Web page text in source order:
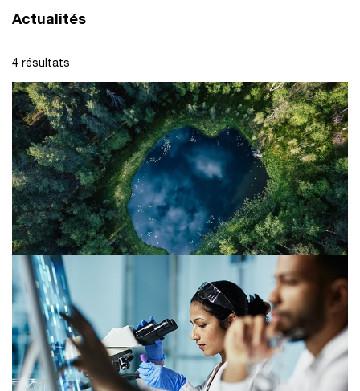
Actualités
4 résultats
26/01/23
Best of de la table ronde : ESG, le new deal ?